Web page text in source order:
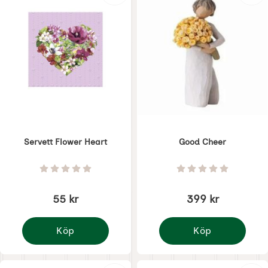
Servett Flower Heart
Art. nr 7852 Betyg: 0 Stjärnor av 5
55 kr
Köp
Servett Flower Heart
Good Cheer
Art. nr 7806 Betyg: 0 Stjärnor
399 kr
Köp
Good Cheer